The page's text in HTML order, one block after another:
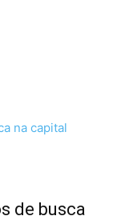
de busca